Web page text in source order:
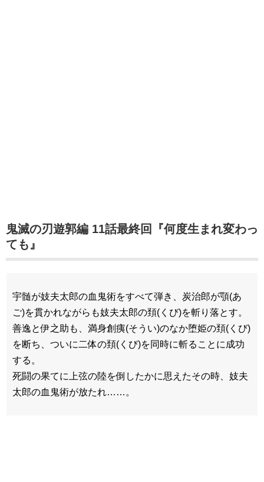
鬼滅の刃遊郭編 11話最終回『何度生まれ変わっ
ても』
宇髄が妓夫太郎の血鬼術をすべて弾き、炭治郎が顎(あ
ご)を貫かれながらも妓夫太郎の頚(くび)を斬り落とす。
善逸と伊之助も、満身創痍(そうい)のなか堕姫の頚(くび)
を断ち、ついに二体の頚(くび)を同時に斬ることに成功
する。
死闘の果てに上弦の陸を倒したかに思えたその時、妓夫
太郎の血鬼術が放たれ……。